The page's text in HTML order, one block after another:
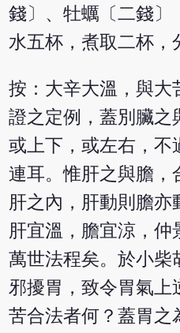
錢〕、牡蠣〔二錢〕
水五杯，煮取二杯，
按：大辛大溫，與大
證之定例，蓋別臟之
或上下，或左右，不
連耳。惟肝之與膽，
肝之內，肝動則膽亦
肝宜溫，膽宜涼，仲
萬世法程矣。於小柴
邪擾胃，致令胃氣上
苦合法者何？蓋胃之